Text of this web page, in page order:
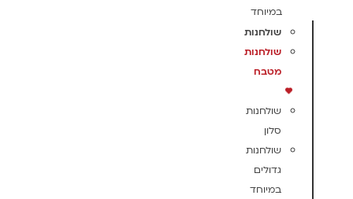
במיוחד
שולחנות
שולחנות
מטבח
שולחנות
סלון
שולחנות
גדולים
במיוחד